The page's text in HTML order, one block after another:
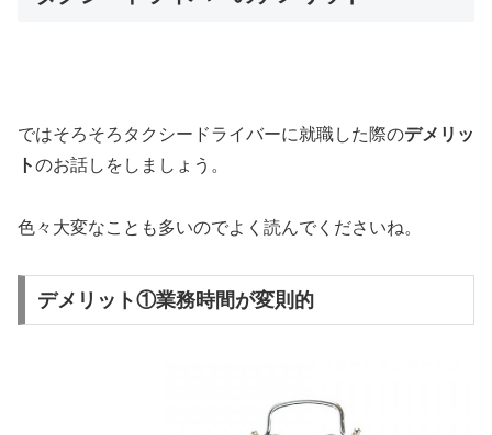
ではそろそろタクシードライバーに就職した際のデメリッ
トのお話しをしましょう。
色々大変なことも多いのでよく読んでくださいね。
デメリット①業務時間が変則的